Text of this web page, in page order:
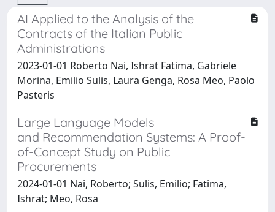
AI Applied to the Analysis of the
Contracts of the Italian Public
Administrations
2023-01-01 Roberto Nai, Ishrat Fatima, Gabriele
Morina, Emilio Sulis, Laura Genga, Rosa Meo, Paolo
Pasteris
Large Language Models
and Recommendation Systems: A Proof-
of-Concept Study on Public
Procurements
2024-01-01 Nai, Roberto; Sulis, Emilio; Fatima,
Ishrat; Meo, Rosa